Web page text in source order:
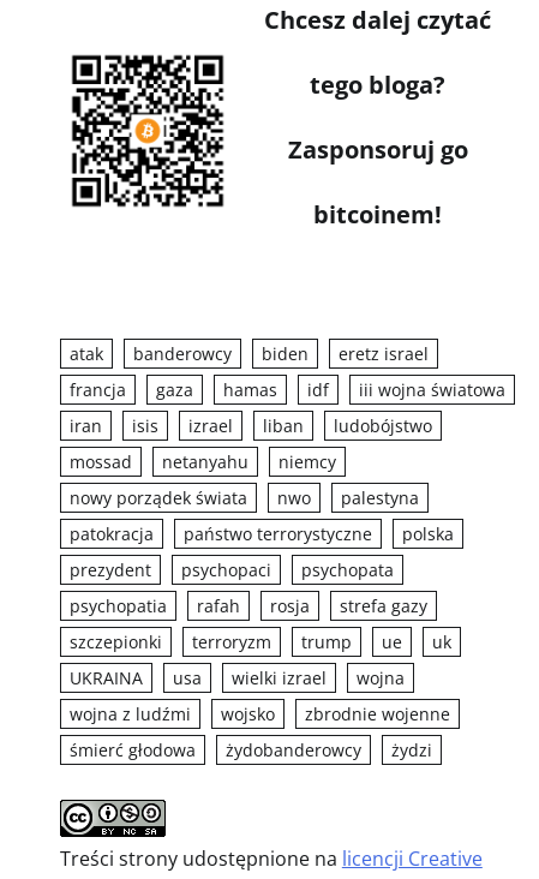
Chcesz dalej czytać
tego bloga?
Zasponsoruj go
bitcoinem!
atak banderowcy biden
eretz israel
francja
gaza hamas idf
iii wojna światowa
iran
isis izrael liban
ludobójstwo
mossad
netanyahu
niemcy
nowy porządek świata
nwo
palestyna
patokracja
państwo terrorystyczne
polska
prezydent
psychopaci
psychopata
psychopatia
rafah rosja
strefa gazy
szczepionki
terroryzm trump ue
uk
UKRAINA
usa wielki izrael
wojna
wojna z ludźmi
wojsko
zbrodnie wojenne
śmierć głodowa
żydobanderowcy żydzi
Treści strony udostępnione na licencji Creative